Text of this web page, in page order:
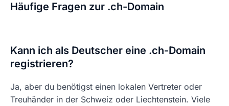
Häufige Fragen zur .ch-Domain
Kann ich als Deutscher eine .ch-Domain
registrieren?
Ja, aber du benötigst einen lokalen Vertreter oder
Treuhänder in der Schweiz oder Liechtenstein. Viele